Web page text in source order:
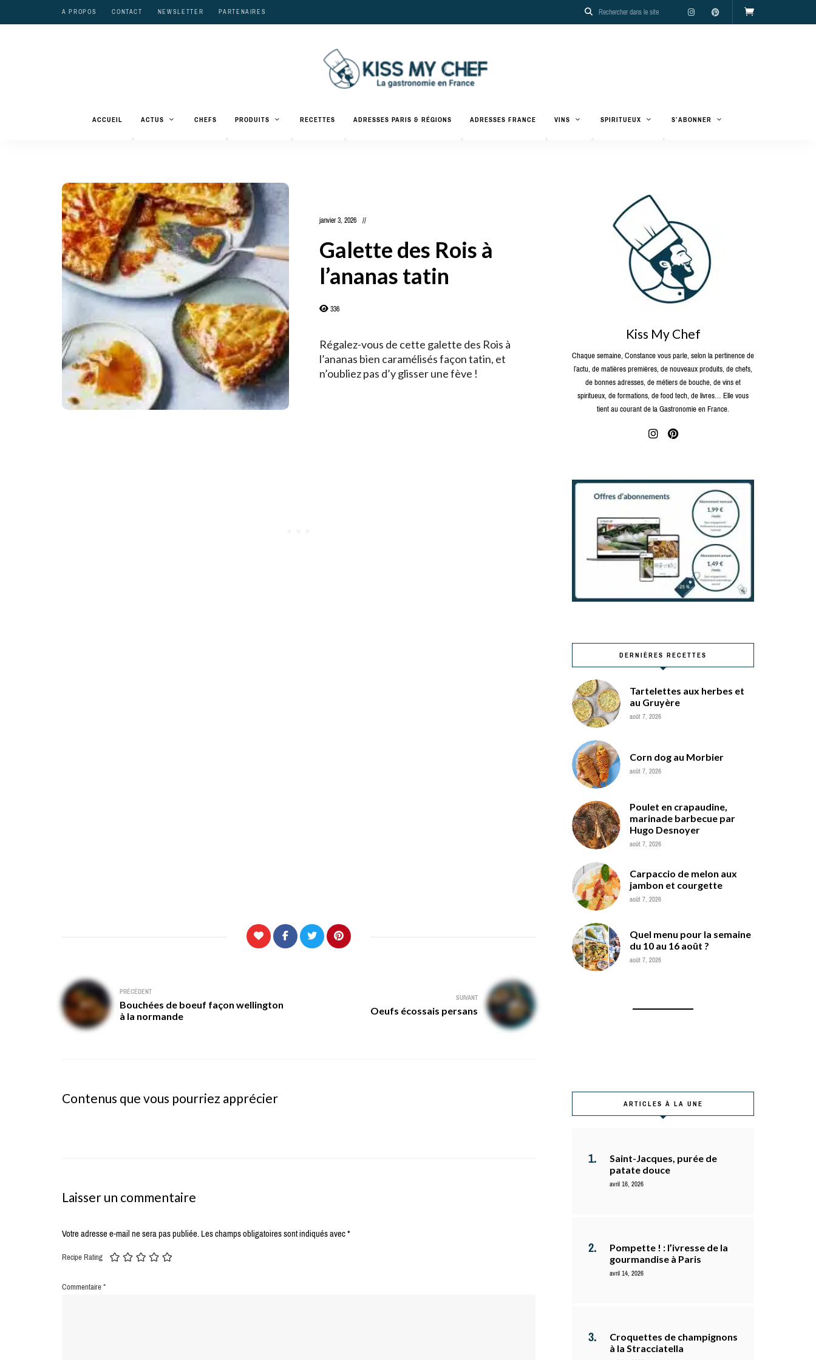
A PROPOS CONTACT NEWSLETTER PARTENAIRES
Kiss
gastronomiques
et
ACCUEIL ACTUS CHEFS PRODUITS RECETTES ADRESSES PARIS & RÉGIONS ADRESSES FRANCE VINS SPIRITUEUX S’ABONNER
janvier 3, 2026
Galette des Rois à
l’ananas tatin
336
Régalez-vous de cette galette des Rois à
l’ananas bien caramélisés façon tatin, et
n’oubliez pas d’y glisser une fève !
Navigation
de
l’article
PRÉCÉDENT
Bouchées de boeuf façon wellington
à la normande
SUIVANT
Oeufs écossais persans
Contenus que vous pourriez apprécier
Laisser un commentaire
Votre adresse e-mail ne sera pas publiée.Les champs obligatoires sont indiqués avec*
Recipe Rating
Commentaire*
Kiss My Chef
Chaque semaine, Constance vous parle, selon la pertinence de
l’actu, de matières premières, de nouveaux produits, de chefs,
de bonnes adresses, de métiers de bouche, de vins et
spiritueux, de formations, de food tech, de livres… Elle vous
tient au courant de la Gastronomie en France.
DERNIÈRES RECETTES
Tartelettes aux herbes et
au Gruyère
août 7, 2026
Corn dog au Morbier
août 7, 2026
Poulet en crapaudine,
marinade barbecue par
Hugo Desnoyer
août 7, 2026
Carpaccio de melon aux
jambon et courgette
août 7, 2026
Quel menu pour la semaine
du 10 au 16 août ?
août 7, 2026
ARTICLES À LA UNE
Saint-Jacques, purée de
patate douce
avril 16, 2026
Pompette ! : l’ivresse de la
gourmandise à Paris
avril 14, 2026
Croquettes de champignons
à la Stracciatella